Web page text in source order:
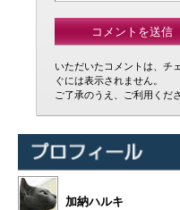
いただいたコメントは、チ
ぐには表示されません。
ご了承のうえ、ご利用くだ
加納ハルキ